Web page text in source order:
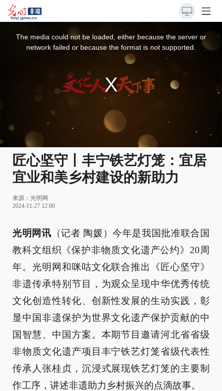
The media could not be loaded, either because the server or
network failed or because the format is not supported.
匠心坚守丨丰宁铁艺灯笼：宜居
宜业和美乡村建设的新助力
来源： 光明网
2024-11-27 12:00
光明网讯 （记者 陶媛）今年是我国批准联合国
教科文组织《保护非物质文化遗产公约》20周
年。光明网和咪咕文化联合推出《匠心坚守》
非遗传承特别节目，为观众呈现中华优秀传统
文化创造性转化、创新性发展的生动实践，彰
显中国非遗保护为世界文化遗产保护贡献的中
国智慧、中国方案。本期节目邀请河北省省级
非物质文化遗产项目丰宁铁艺灯笼省级代表性
传承人张桂贞，沉浸式展现铁艺灯笼的主要制
作工序，讲述非遗助力乡村振兴的点滴故事。